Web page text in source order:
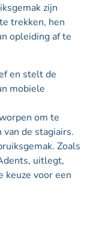
zijn
trekken, hen
opleiding af te
en stelt de
mobiele
om te
de stagiairs.
Zoals
uitlegt,
keuze voor een